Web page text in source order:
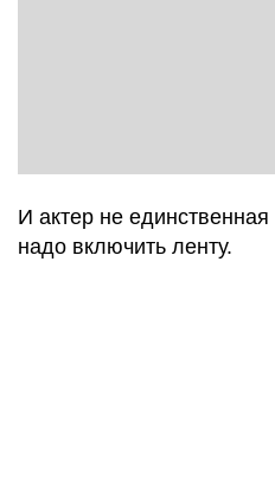
И актер не
надо включить ленту.